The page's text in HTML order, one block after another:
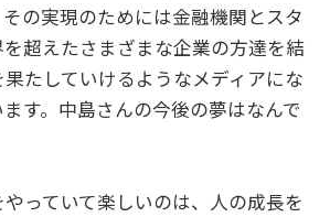
の実現のためには金融機関とスタ
超えたさまざまな企業の方達を結
たしていけるようなメディアにな
す。中島さんの今後の夢はなんで
やっていて楽しいのは、人の成長を